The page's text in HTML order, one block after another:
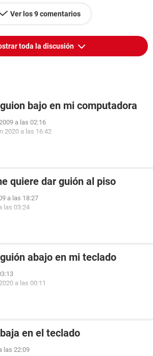
Ver los 9 comentarios
toda la discusión
bajo en mi computadora
a las 02:16
2020 a las 16:42
quiere dar guión al piso
a las 18:27
las 03:24
abajo en mi teclado
a las 00:11
en el teclado
las 22:09